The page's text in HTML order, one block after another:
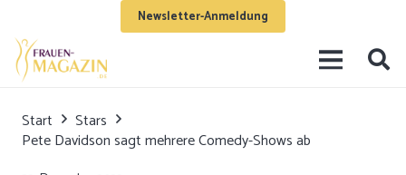
Newsletter-Anmeldung
Start
Stars
Pete Davidson sagt mehrere Comedy-Shows ab